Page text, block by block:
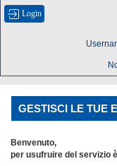
GESTISCI LE TUE
Benvenuto,
per usufruire del servizio